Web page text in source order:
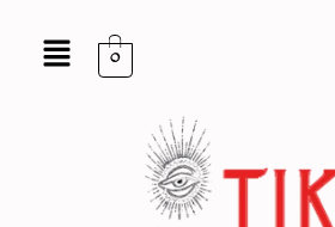
Aller
0